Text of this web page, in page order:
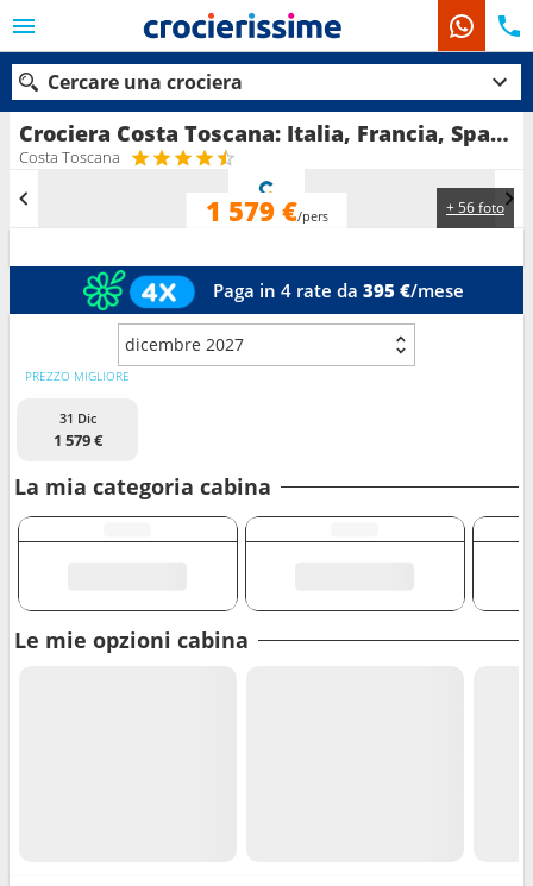
Crociera Costa Toscana: Italia, Francia, Spagna, Isole Baleari in partenza da Savona
Costa Toscana
+ 56 foto
1 579 €/pers
Paga in 4 rate da 395 €/mese
dicembre 2027
PREZZO MIGLIORE
31 Dic
1 579 €
La mia categoria cabina
Le mie opzioni cabina
Cercare una crociera
Le nostre destinazioni
Mesi di partenza
Porti Compagnie